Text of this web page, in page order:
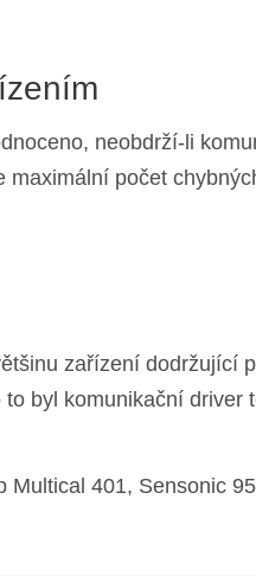
neobdrží-li
počet
zařízení dodržující
byl komunikační driver
401, Sensonic